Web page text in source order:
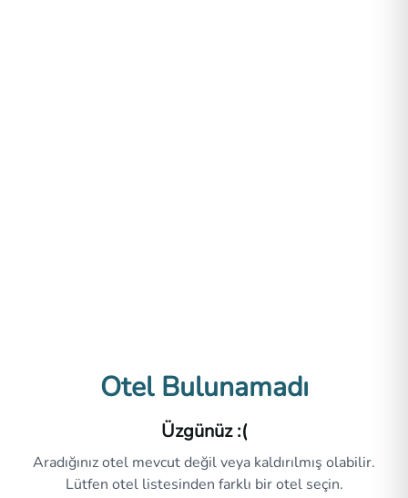
Otel Bulunamadı
Üzgünüz :(
Aradığınız otel mevcut değil veya kaldırılmış olabilir.
Lütfen otel listesinden farklı bir otel seçin.